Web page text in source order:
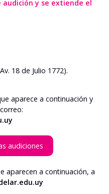
audición y se extiende el
18 de Julio 1772).
aparece a continuación y
audiciones
aparecen a continuación, a